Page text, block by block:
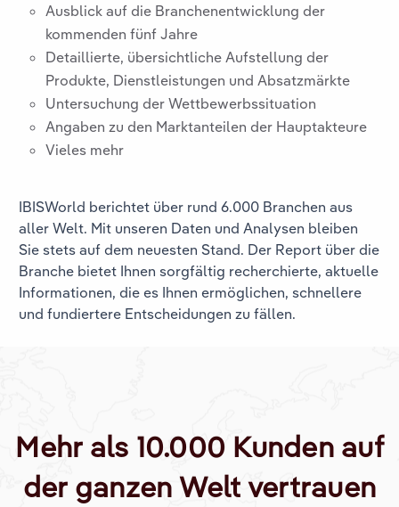
Ausblick auf die Branchenentwicklung der
kommenden fünf Jahre
Detaillierte, übersichtliche Aufstellung der
Produkte, Dienstleistungen und Absatzmärkte
Untersuchung der Wettbewerbssituation
Angaben zu den Marktanteilen der Hauptakteure
Vieles mehr
IBISWorld berichtet über rund 6.000 Branchen aus
aller Welt. Mit unseren Daten und Analysen bleiben
Sie stets auf dem neuesten Stand. Der Report über die
Branche bietet Ihnen sorgfältig recherchierte, aktuelle
Informationen, die es Ihnen ermöglichen, schnellere
und fundiertere Entscheidungen zu fällen.
Mehr als 10.000 Kunden auf
der ganzen Welt vertrauen